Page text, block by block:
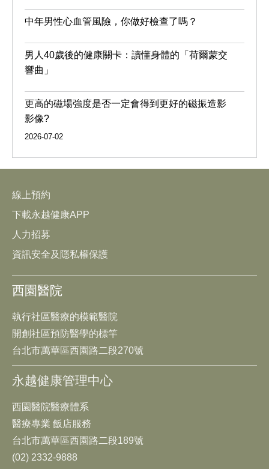
中年男性心血管風險，你做好檢查了嗎？
男人40歲後的健康關卡：讀懂身體的「荷爾蒙交
響曲」
更高的磁場強度是否一定會得到更好的磁振造影
影像?
2026-07-02
線上預約
下載永越健康APP
人力招募
資訊安全及隱私權保護
西園醫院
執行社區醫療的模範醫院
開創社區預防醫學的標竿
台北市萬華區西園路二段270號
永越健康管理中心
西園醫院醫療體系
醫療專業 飯店服務
台北市萬華區西園路二段189號
(02) 2332-9888